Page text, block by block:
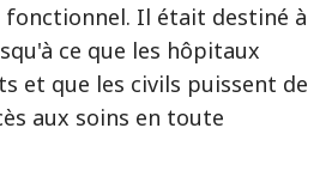
fonctionnel. Il était destiné à
ce que les hôpitaux
et que les civils puissent de
aux soins en toute